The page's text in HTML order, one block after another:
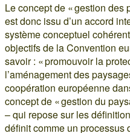
Le concept de « gestion des
est donc issu d’un accord
système conceptuel
objectifs de la Convention
savoir : « promouvoir la
l’aménagement des
coopération européenne
concept de « gestion du
– qui repose sur les
définit comme un processus